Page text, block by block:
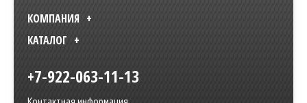
КОМПАНИЯ
КАТАЛОГ
+7-922-063-11-13